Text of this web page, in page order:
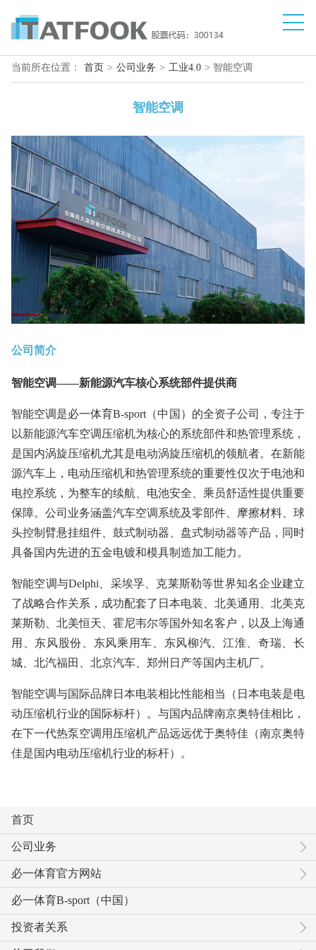
当前所在位置： 首页 > 公司业务 > 工业4.0 > 智能空调
智能空调
公司简介
智能空调——新能源汽车核心系统部件提供商
智能空调是必一体育B-sport（中国）的全资子公司，专注于
以新能源汽车空调压缩机为核心的系统部件和热管理系统，
是国内涡旋压缩机尤其是电动涡旋压缩机的领航者。在新能
源汽车上，电动压缩机和热管理系统的重要性仅次于电池和
电控系统，为整车的续航、电池安全、乘员舒适性提供重要
保障。公司业务涵盖汽车空调系统及零部件、摩擦材料、球
头控制臂悬挂组件、鼓式制动器、盘式制动器等产品，同时
具备国内先进的五金电镀和模具制造加工能力。
智能空调与Delphi、采埃孚、克莱斯勒等世界知名企业建立
了战略合作关系，成功配套了日本电装、北美通用、北美克
莱斯勒、北美恒天、霍尼韦尔等国外知名客户，以及上海通
用、东风股份、东风乘用车、东风柳汽、江淮、奇瑞、长
城、北汽福田、北京汽车、郑州日产等国内主机厂。
智能空调与国际品牌日本电装相比性能相当（日本电装是电
动压缩机行业的国际标杆）。与国内品牌南京奥特佳相比，
在下一代热泵空调用压缩机产品远远优于奥特佳（南京奥特
佳是国内电动压缩机行业的标杆）。
首页
公司业务
必一体育官方网站
必一体育B-sport（中国）
投资者关系